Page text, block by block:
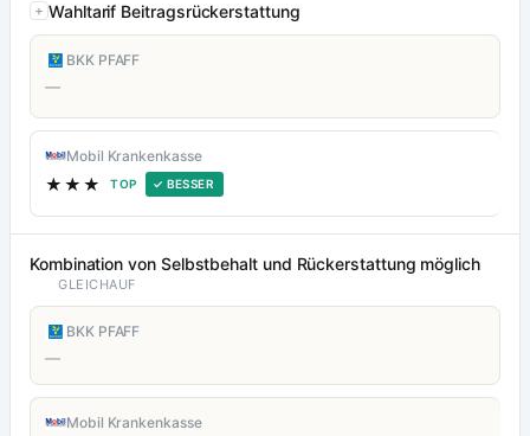
Wahltarif Beitragsrückerstattung
BKK PFAFF
—
Mobil Krankenkasse
★★★ TOP ✓ BESSER
Kombination von Selbstbehalt und Rückerstattung möglich
GLEICHAUF
BKK PFAFF
—
Mobil Krankenkasse